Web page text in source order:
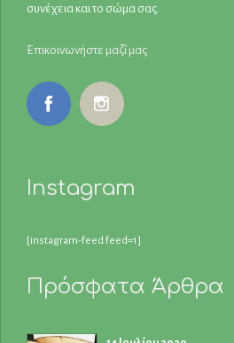
συνέχεια και το σώμα σας.
Επικοινωνήστε μαζί μας
Instagram
[instagram-feed feed=1]
Πρόσφατα Άρθρα